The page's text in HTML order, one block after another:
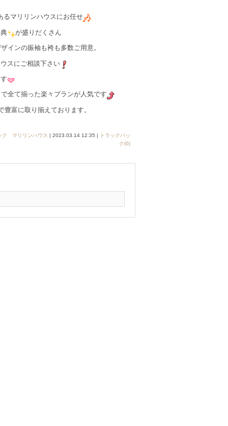
るマリリンハウスにお任せ
が盛りだくさん
インの振袖も袴も多数ご用意。
スにご相談下さい
全て揃った楽々プランが人気です
富に取り揃えております。
ク マリリンハウス | 2023.03.14 12:35 |
トラックバッ
ク(0)